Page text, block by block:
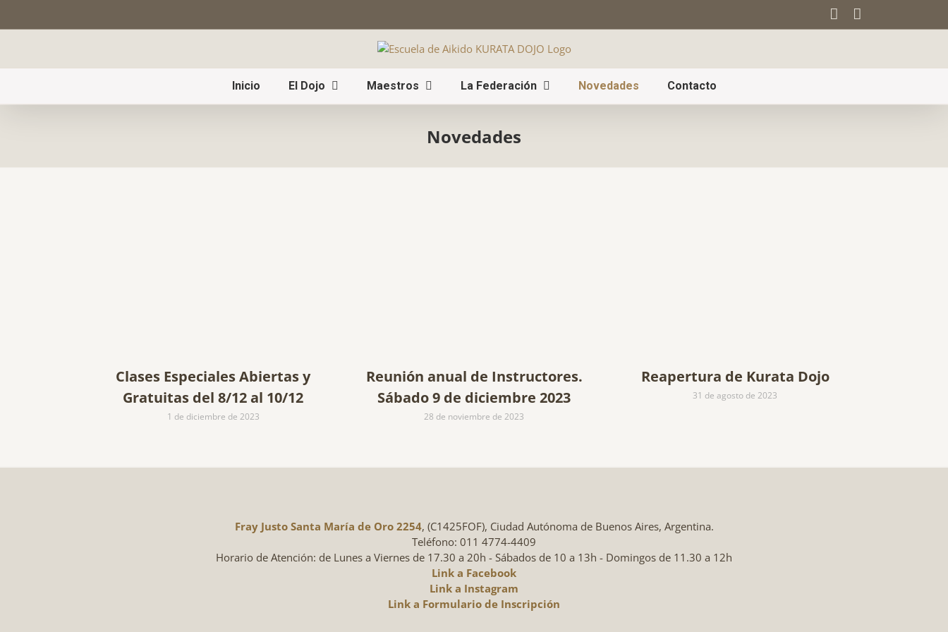
Inicio El Dojo Maestros La Federación Novedades Contacto
Novedades
Clases Especiales Abiertas y
Gratuitas del 8/12 al 10/12
1 de diciembre de 2023
Reunión anual de Instructores.
Sábado 9 de diciembre 2023
28 de noviembre de 2023
Reapertura de Kurata Dojo
31 de agosto de 2023
Fray Justo Santa María de Oro 2254, (C1425FOF), Ciudad Autónoma de Buenos Aires, Argentina.
Teléfono: 011 4774-4409
Horario de Atención: de Lunes a Viernes de 17.30 a 20h - Sábados de 10 a 13h - Domingos de 11.30 a 12h
Link a Facebook
Link a Instagram
Link a Formulario de Inscripción